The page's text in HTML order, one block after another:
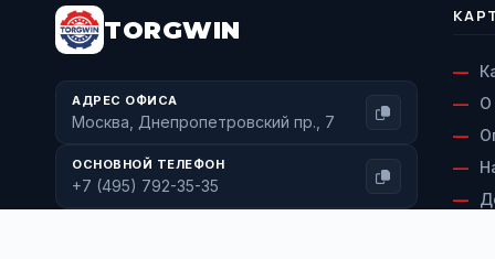
TORGWIN
АДРЕС ОФИСА
Москва, Днепропетровский пр., 7
ОСНОВНОЙ ТЕЛЕФОН
+7 (495) 792-35-35
О